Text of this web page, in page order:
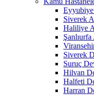
Eyyubiye
Siverek
Haliliye
Şanlıurfa
Siverek
Suruç
Hilvan
Halfeti
Harran